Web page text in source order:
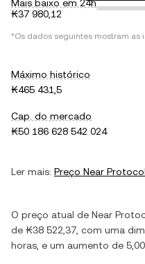
Mais baixo em 24h
₭37 980,12
*Os dados seguintes mostram
Máximo histórico
₭465 431,5
Cap. do mercado
₭50 186 628 542 024
Ler mais: Preço Near Protocol
O preço atual de Near
de ₭38 522,37 , com uma
horas, e um aumento de